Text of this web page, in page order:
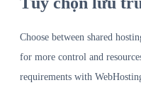
Choose between shared
for more control and
requirements with